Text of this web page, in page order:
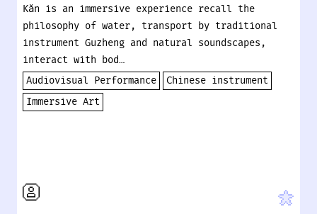
Kǎn is an immersive experience recall the
philosophy of water, transport by traditional
instrument Guzheng and natural soundscapes,
interact with bod…
Audiovisual Performance
Chinese instrument
Immersive Art